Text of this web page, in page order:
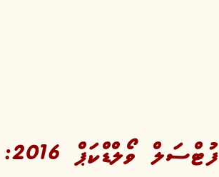
ފުޓްސަލް ވޯލްޑްކަޕް 2016: ހަނިގޮތަކަށް އިރާން ބަލިކޮށް ރަޝިއާ ފައިނަލަށް